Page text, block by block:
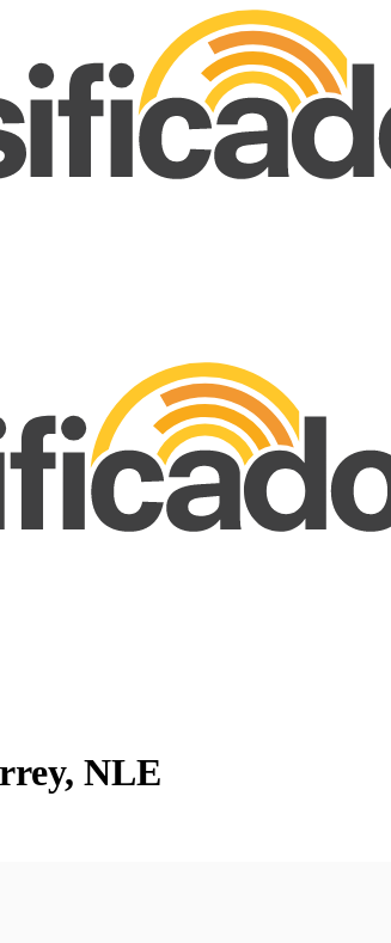
NLE